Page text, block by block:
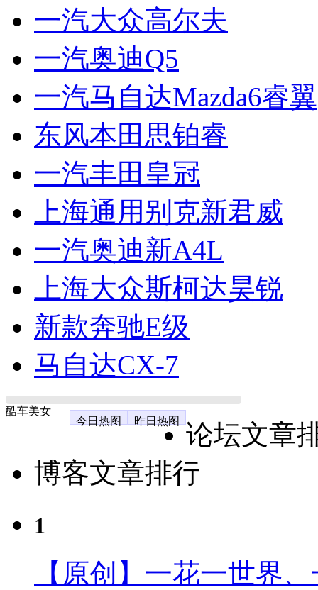
一汽大众高尔夫
一汽奥迪Q5
一汽马自达Mazda6睿翼
东风本田思铂睿
一汽丰田皇冠
上海通用别克新君威
一汽奥迪新A4L
上海大众斯柯达昊锐
新款奔驰E级
马自达CX-7
酷车美女
今日热图
昨日热图
论坛文章
博客文章排行
1
【原创】一花一世界